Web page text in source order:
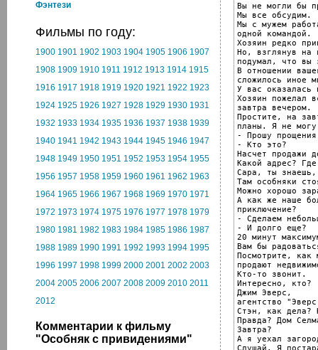
Фэнтези
Фильмы по году:
1900 1901 1902 1903 1904 1905 1906 1907
1908 1909 1910 1911 1912 1913 1914 1915
1916 1917 1918 1919 1920 1921 1922 1923
1924 1925 1926 1927 1928 1929 1930 1931
1932 1933 1934 1935 1936 1937 1938 1939
1940 1941 1942 1943 1944 1945 1946 1947
1948 1949 1950 1951 1952 1953 1954 1955
1956 1957 1958 1959 1960 1961 1962 1963
1964 1965 1966 1967 1968 1969 1970 1971
1972 1973 1974 1975 1976 1977 1978 1979
1980 1981 1982 1983 1984 1985 1986 1987
1988 1989 1990 1991 1992 1993 1994 1995
1996 1997 1998 1999 2000 2001 2002 2003
2004 2005 2006 2007 2008 2009 2010 2011
2012
Комментарии к фильму
"Особняк с привидениями"
Вы не могли бы
Мы все обсудим.
Мы с мужем
одной командой.
Хозяин редко
Но, взглянув на
подумал, что вы
В отношении
сложилось иное
У вас оказалась
Хозяин пожелал
завтра вечером.
Простите, на
планы. Я не
- Прошу
- Кто это?
Насчет продажи
Какой адрес?
Сара, ты
Там особняки
Можно хорошо
А как же наше
приключение?
- Сделаем
- И долго еще?
20 минут
Вам бы
Посмотрите, как
продают
Кто-то звонит.
Интересно, кто?
Джим Эверс,
агентство
Стэн, как дела?
Правда? Дом
Завтра?
А я уехал
Слушай. Я